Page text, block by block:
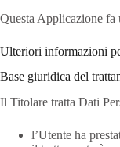
Questa Applicazione fa
Ulteriori informazioni
Base giuridica del
Il Titolare tratta Dati
l’Utente ha